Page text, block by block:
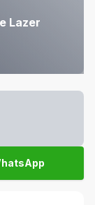
Lazer